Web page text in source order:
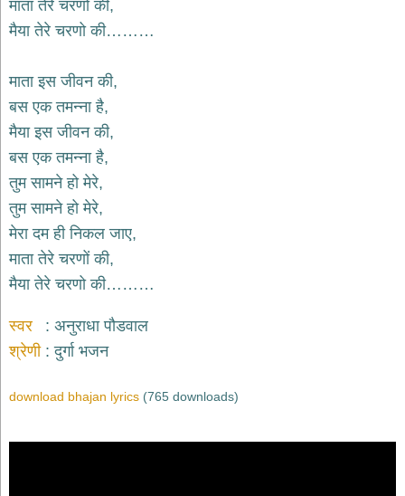
नाथ
भजन
nath
bhajans
भक्ति
भजन
patriotic
bhajans
श्याम
भजन
khatu
shaym
रानी
सती
rani
माता तेरे चरणों की,
मैया तेरे चरणो की………
माता इस जीवन की,
बस एक तमन्ना है,
मैया इस जीवन की,
बस एक तमन्ना है,
तुम सामने हो मेरे,
तुम सामने हो मेरे,
मेरा दम ही निकल जाए,
माता तेरे चरणों की,
मैया तेरे चरणो की………
स्वर
अनुराधा पौडवाल
श्रेणी
दुर्गा भजन
download bhajan lyrics (765 downloads)